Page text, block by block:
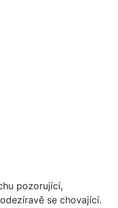
pozorující,
se chovající.